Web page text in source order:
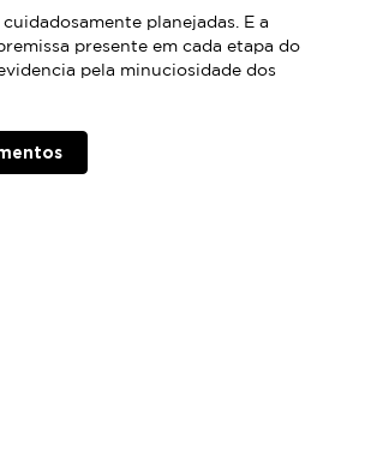
cuidadosamente planejadas. E a
presente em cada etapa do
pela minuciosidade dos